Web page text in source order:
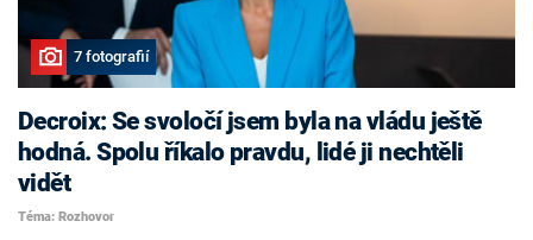
7 fotografií
Decroix: Se svoločí jsem byla na vládu ještě
hodná. Spolu říkalo pravdu, lidé ji nechtěli
vidět
Téma: Rozhovor